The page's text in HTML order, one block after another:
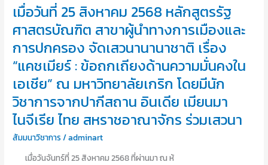
เมื่อวันที่ 25 สิงหาคม 2568 หลักสูตรรัฐ
ศาสตรบัณฑิต สาขาผู้นำทางการเมืองและ
การปกครอง จัดเสวนานานาชาติ เรื่อง
“แคชเมียร์ : ข้อถกเถียงด้านความมั่นคงใน
เอเชีย” ณ มหาวิทยาลัยเกริก โดยมีนัก
วิชาการจากปากีสถาน อินเดีย เมียนมา
ไนจีเรีย ไทย สหราชอาณาจักร ร่วมเสวนา
สัมมนาวิชาการ /adminart
เมื่อวันจันทร์ที่ 25 สิงหาคม 2568 ที่ผ่านมา ณ ห้
การ
ปกครอง
จัด
เสวนา
นานาชาติ
“แคชเมียร์
:
ข้อ
ถก
เถียง
ด้าน